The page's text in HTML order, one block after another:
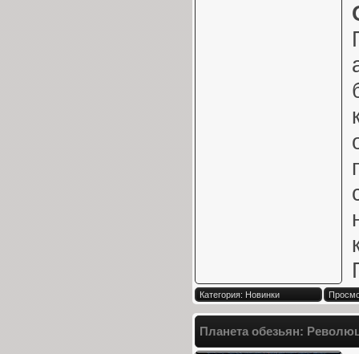
Категория: Новинки
Планета обезьян: